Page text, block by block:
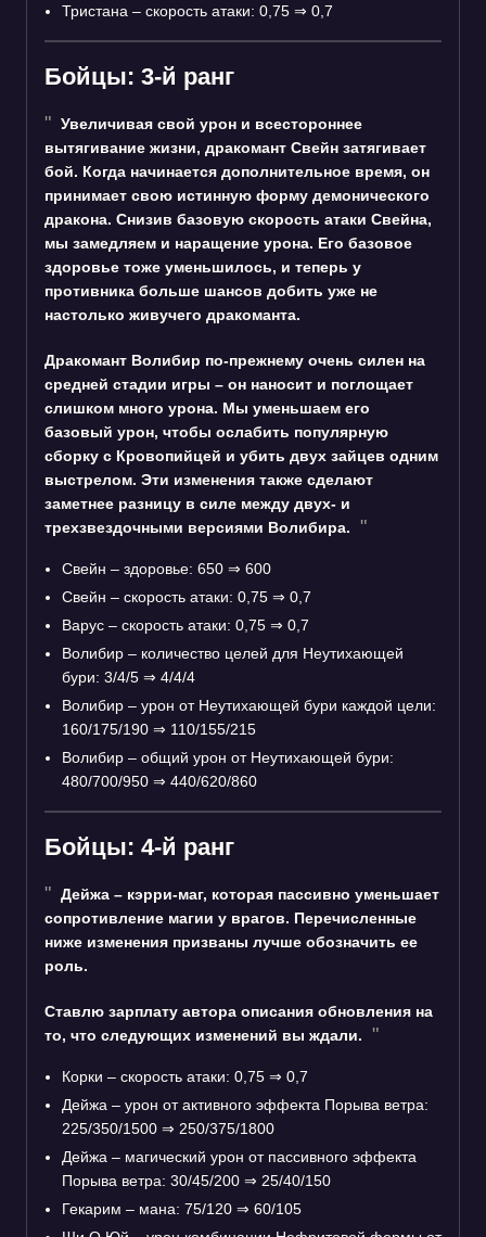
Тристана – скорость атаки: 0,75 ⇒ 0,7
Бойцы: 3-й ранг
Увеличивая свой урон и всестороннее
вытягивание жизни, дракомант Свейн затягивает
бой. Когда начинается дополнительное время, он
принимает свою истинную форму демонического
дракона. Снизив базовую скорость атаки Свейна,
мы замедляем и наращение урона. Его базовое
здоровье тоже уменьшилось, и теперь у
противника больше шансов добить уже не
настолько живучего дракоманта.
Дракомант Волибир по-прежнему очень силен на
средней стадии игры – он наносит и поглощает
слишком много урона. Мы уменьшаем его
базовый урон, чтобы ослабить популярную
сборку с Кровопийцей и убить двух зайцев одним
выстрелом. Эти изменения также сделают
заметнее разницу в силе между двух- и
трехзвездочными версиями Волибира.
Свейн – здоровье: 650 ⇒ 600
Свейн – скорость атаки: 0,75 ⇒ 0,7
Варус – скорость атаки: 0,75 ⇒ 0,7
Волибир – количество целей для Неутихающей
бури: 3/4/5 ⇒ 4/4/4
Волибир – урон от Неутихающей бури каждой цели:
160/175/190 ⇒ 110/155/215
Волибир – общий урон от Неутихающей бури:
480/700/950 ⇒ 440/620/860
Бойцы: 4-й ранг
Дейжа – кэрри-маг, которая пассивно уменьшает
сопротивление магии у врагов. Перечисленные
ниже изменения призваны лучше обозначить ее
роль.
Ставлю зарплату автора описания обновления на
то, что следующих изменений вы ждали.
Корки – скорость атаки: 0,75 ⇒ 0,7
Дейжа – урон от активного эффекта Порыва ветра:
225/350/1500 ⇒ 250/375/1800
Дейжа – магический урон от пассивного эффекта
Порыва ветра: 30/45/200 ⇒ 25/40/150
Гекарим – мана: 75/120 ⇒ 60/105